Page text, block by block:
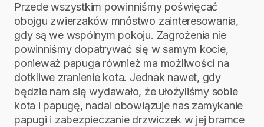
Przede wszystkim powinniśmy poświęcać
obojgu zwierzaków mnóstwo zainteresowania,
gdy są we wspólnym pokoju. Zagrożenia nie
powinniśmy dopatrywać się w samym kocie,
ponieważ papuga również ma możliwości na
dotkliwe zranienie kota. Jednak nawet, gdy
będzie nam się wydawało, że ułożyliśmy sobie
kota i papugę, nadal obowiązuje nas zamykanie
papugi i zabezpieczanie drzwiczek w jej bramce